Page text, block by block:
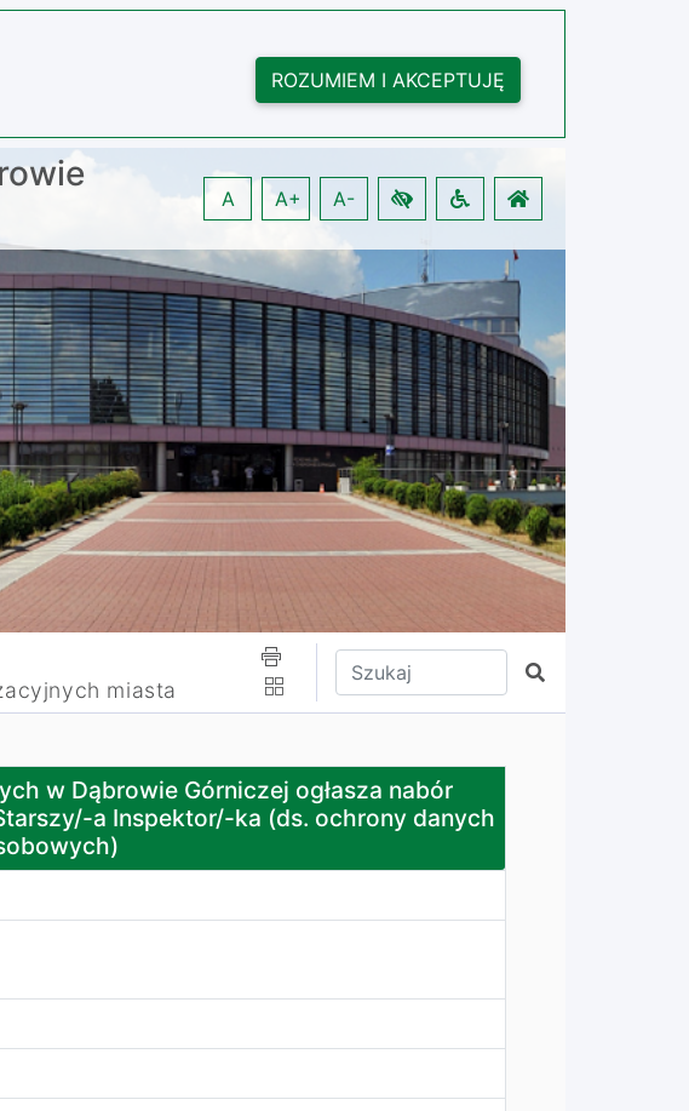
ROZUMIEM I AKCEPTUJĘ
A A+ A-
miasta
Wpisz tekst do wyszukania
Szukaj
Górniczej ogłasza nabór kandydatów na wolne stanowisko:
w Dąbrowie Górniczej ogłasza nabór
a Inspektor/-ka (ds. ochrony danych